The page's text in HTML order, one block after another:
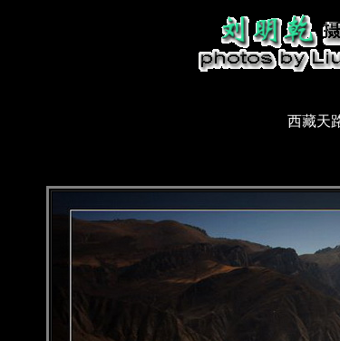
西藏天